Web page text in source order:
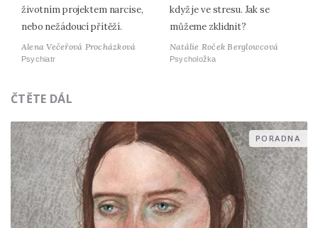
životním projektem narcise,
nebo nežádoucí přítěží.
Alena Večeřová Procházková
Psychiatr
když je ve stresu. Jak se
můžeme zklidnit?
Natálie Roček Berglowcová
Psycholožka
ČTĚTE DÁL
PORADNA